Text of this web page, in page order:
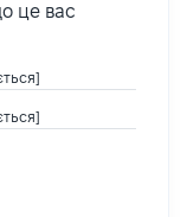
це вас